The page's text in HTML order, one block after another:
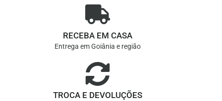
RECEBA EM CASA
Entrega em Goiânia e região
TROCA E DEVOLUÇÕES